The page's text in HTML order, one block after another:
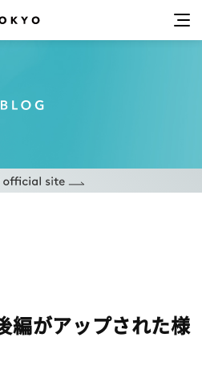
編がアップされた様